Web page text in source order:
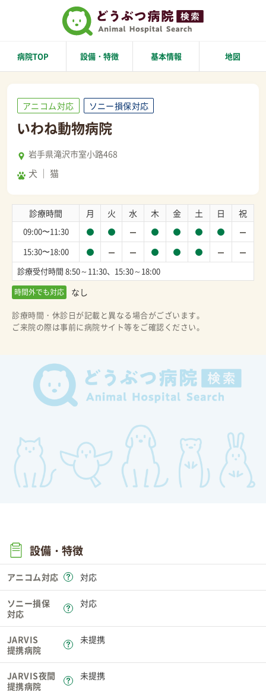
病院TOP 設備・特徴 基本情報 地図
アニコム対応 ソニー損保対応
いわね動物病院
岩手県滝沢市室小路468
犬 猫
診療時間 月 火 水 木 金 土 日 祝
09:00〜11:30
15:30〜18:00
診療受付時間 8:50～11:30、15:30～18:00
時間外でも対応 なし
診療時間・休診日が記載と異なる場合がございます。
ご来院の際は事前に病院サイト等をご確認ください。
設備・特徴
アニコム対応 対応
ソニー損保
対応
対応
JARVIS
提携病院
未提携
JARVIS夜間
提携病院
未提携